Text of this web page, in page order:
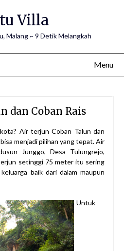
Villa
Malang ~ 9 Detik Melangkah
Menu
dan Coban Rais
Air terjun Coban Talun dan
menjadi pilihan yang tepat. Air
Junggo, Desa Tulungrejo,
setinggi 75 meter itu sering
baik dari dalam maupun
Untuk